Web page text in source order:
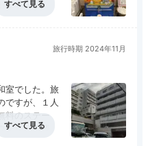
ませんでし
ます。
旅行時期 2024年11月
室でした。旅
ですが、１人
料のステー
ンジ、道後温